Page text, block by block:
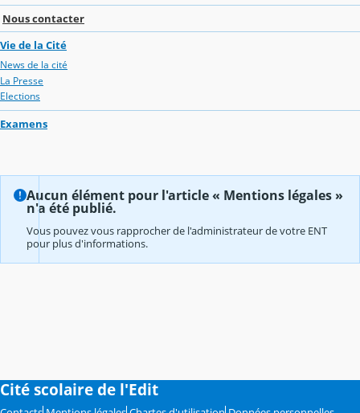
Nous contacter
Vie de la Cité
News de la cité
La Presse
Elections
Examens
Aucun élément pour l'article « Mentions légales »
n'a été publié.
Vous pouvez vous rapprocher de l'administrateur de votre ENT
pour plus d'informations.
Cité scolaire de l'Edit